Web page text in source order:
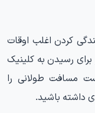
کردن اغلب اوقات
برای رسیدن به کلینیک
مسافت طولانی را
داشته باشید.